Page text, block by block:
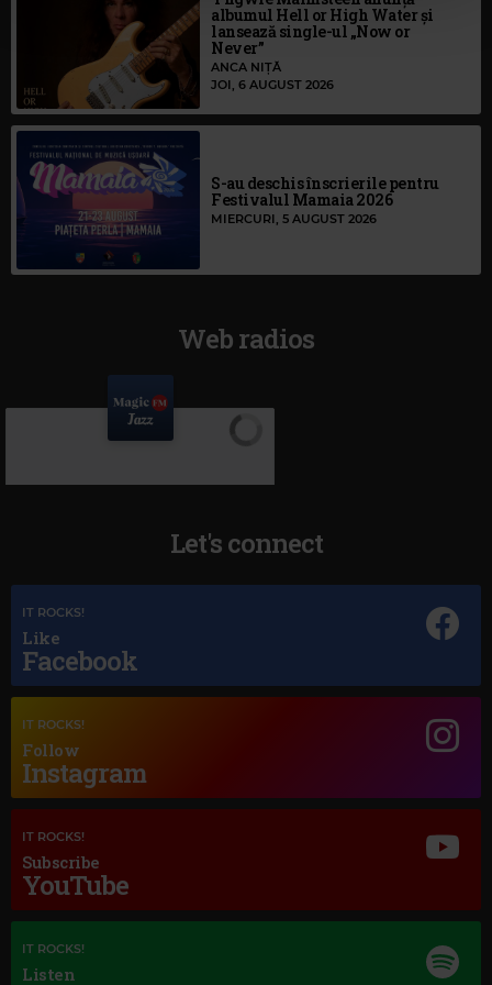
albumul Hell or High Water și
lansează single-ul „Now or
Never”
ANCA NIȚĂ
JOI, 6 AUGUST 2026
S-au deschis înscrierile pentru
Festivalul Mamaia 2026
MIERCURI, 5 AUGUST 2026
Web radios
Let's connect
IT ROCKS!
Like
Facebook
IT ROCKS!
Follow
Instagram
IT ROCKS!
Subscribe
YouTube
IT ROCKS!
Listen